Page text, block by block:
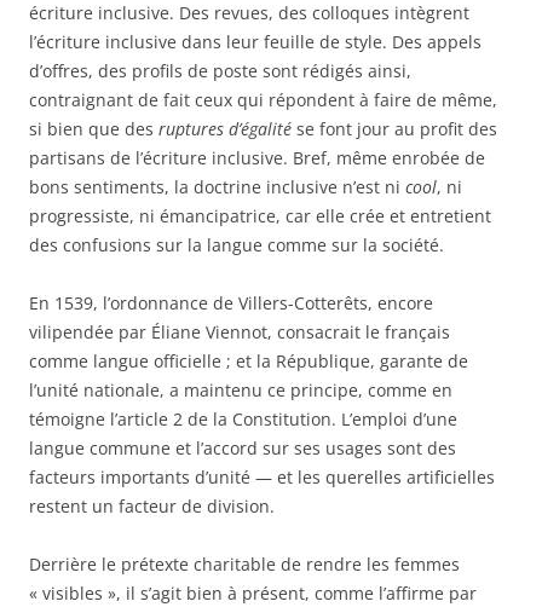
écriture inclusive. Des revues, des colloques intègrent
l’écriture inclusive dans leur feuille de style. Des appels
d’offres, des profils de poste sont rédigés ainsi,
contraignant de fait ceux qui répondent à faire de même,
si bien que des ruptures d’égalité se font jour au profit des
partisans de l’écriture inclusive. Bref, même enrobée de
bons sentiments, la doctrine inclusive n’est ni cool, ni
progressiste, ni émancipatrice, car elle crée et entretient
des confusions sur la langue comme sur la société.
En 1539, l’ordonnance de Villers-Cotterêts, encore
vilipendée par Éliane Viennot, consacrait le français
comme langue officielle ; et la République, garante de
l’unité nationale, a maintenu ce principe, comme en
témoigne l’article 2 de la Constitution. L’emploi d’une
langue commune et l’accord sur ses usages sont des
facteurs importants d’unité — et les querelles artificielles
restent un facteur de division.
Derrière le prétexte charitable de rendre les femmes
« visibles », il s’agit bien à présent, comme l’affirme par